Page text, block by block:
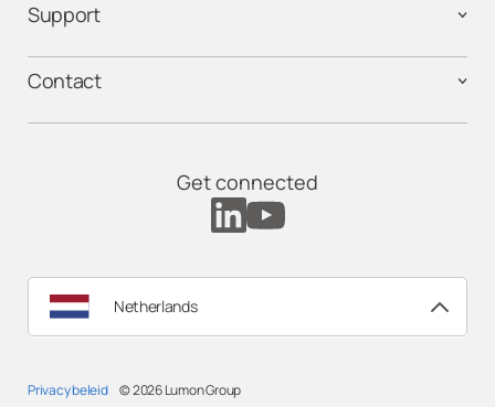
Support
Contact
Get connected
Netherlands
Privacy beleid
© 2026Lumon Group